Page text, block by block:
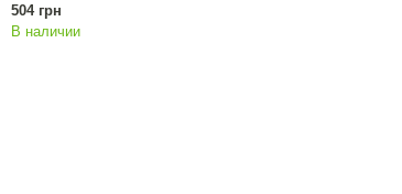
504 грн
В наличии